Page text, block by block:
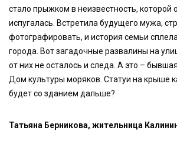
стало прыжком в неизвестность, которой
испугалась. Встретила будущего мужа,
фотографировать, и история семьи
города. Вот загадочные развалины на
от них не осталось и следа. А это –
Дом культуры моряков. Статуи на крыше
будет со зданием дальше?
Татьяна Берникова, жительница